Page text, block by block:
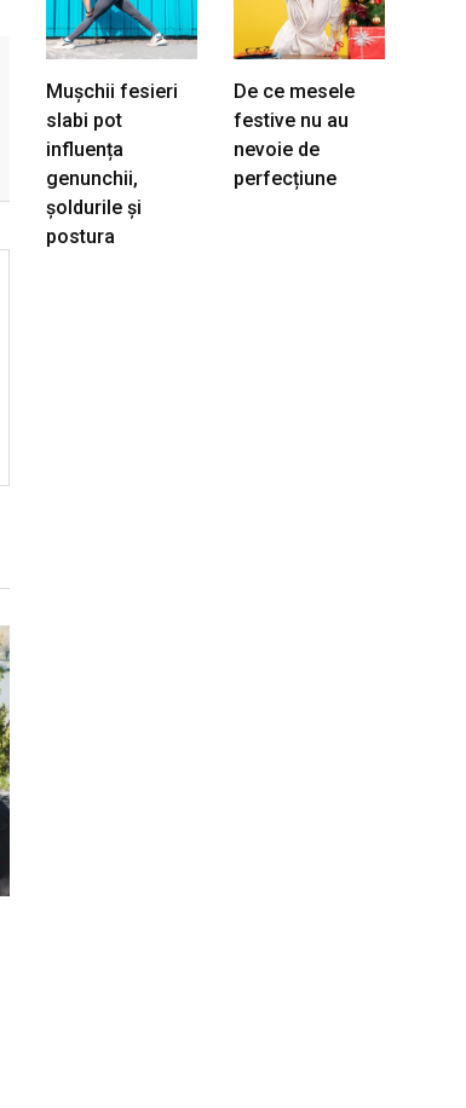
Mușchii fesieri
slabi pot
influența
genunchii,
șoldurile și
postura
De ce mesele
festive nu au
nevoie de
perfecțiune